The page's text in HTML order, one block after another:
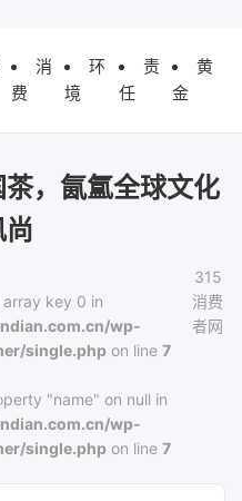
消
费
环
境
责
任
黄
金
，氤氲全球文化
尚
key 0 in
wp-
single.php on line7
"name" on null in
wp-
single.php on line7
315
消费
者网